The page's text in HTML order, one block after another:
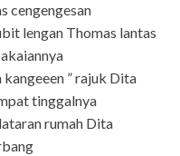
cengengesan
lengan Thomas lantas
kangeeen ” rajuk Dita
tinggalnya
rumah Dita